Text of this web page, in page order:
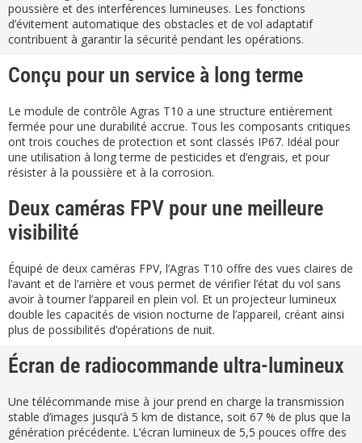
poussière et des interférences lumineuses. Les fonctions
d’évitement automatique des obstacles et de vol adaptatif
contribuent à garantir la sécurité pendant les opérations.
Conçu pour un service à long terme
Le module de contrôle Agras T10 a une structure entièrement
fermée pour une durabilité accrue. Tous les composants critiques
ont trois couches de protection et sont classés IP67. Idéal pour
une utilisation à long terme de pesticides et d’engrais, et pour
résister à la poussière et à la corrosion.
Deux caméras FPV pour une meilleure
visibilité
Équipé de deux caméras FPV, l’Agras T10 offre des vues claires de
l’avant et de l’arrière et vous permet de vérifier l’état du vol sans
avoir à tourner l’appareil en plein vol. Et un projecteur lumineux
double les capacités de vision nocturne de l’appareil, créant ainsi
plus de possibilités d’opérations de nuit.
Écran de radiocommande ultra-lumineux
Une télécommande mise à jour prend en charge la transmission
stable d’images jusqu’à 5 km de distance, soit 67 % de plus que la
génération précédente. L’écran lumineux de 5,5 pouces offre des